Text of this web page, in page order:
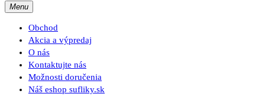
Menu
Obchod
Akcia a výpredaj
O nás
Kontaktujte nás
Možnosti doručenia
Náš eshop sufliky.sk